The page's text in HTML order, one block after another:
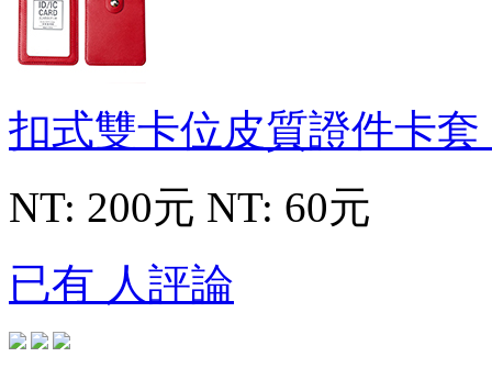
扣式雙卡位皮質證件卡套
NT: 200元 NT: 60元
已有 人評論